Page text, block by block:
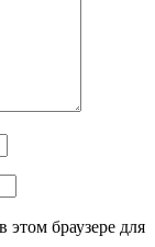
этом браузере для